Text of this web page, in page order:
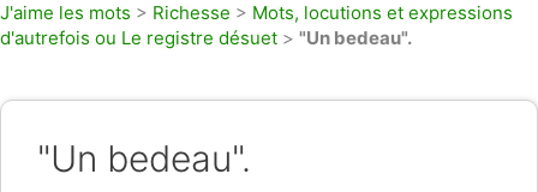
J'aime les mots > Richesse > Mots, locutions et expressions
d'autrefois ou Le registre désuet > "Un bedeau".
"Un bedeau".